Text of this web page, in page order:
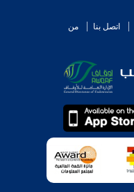
اتصل بنا
من